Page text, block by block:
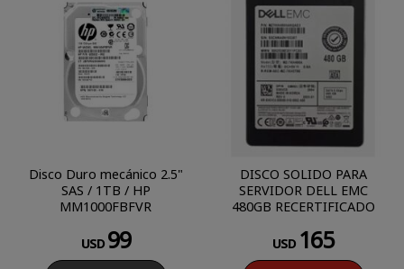
Disco Duro mecánico 2.5"
SAS / 1TB / HP
MM1000FBFVR
USD 99
DISCO SOLIDO PARA
SERVIDOR DELL EMC
480GB RECERTIFICADO
USD 165